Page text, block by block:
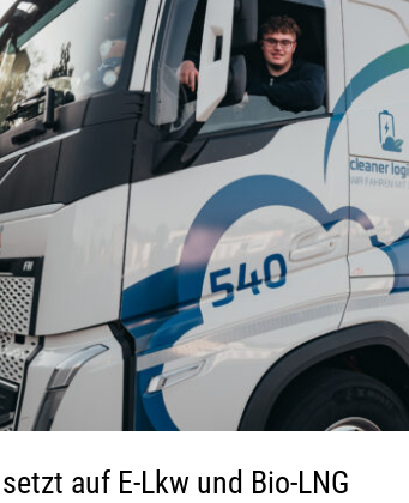
auf E-Lkw und Bio-LNG